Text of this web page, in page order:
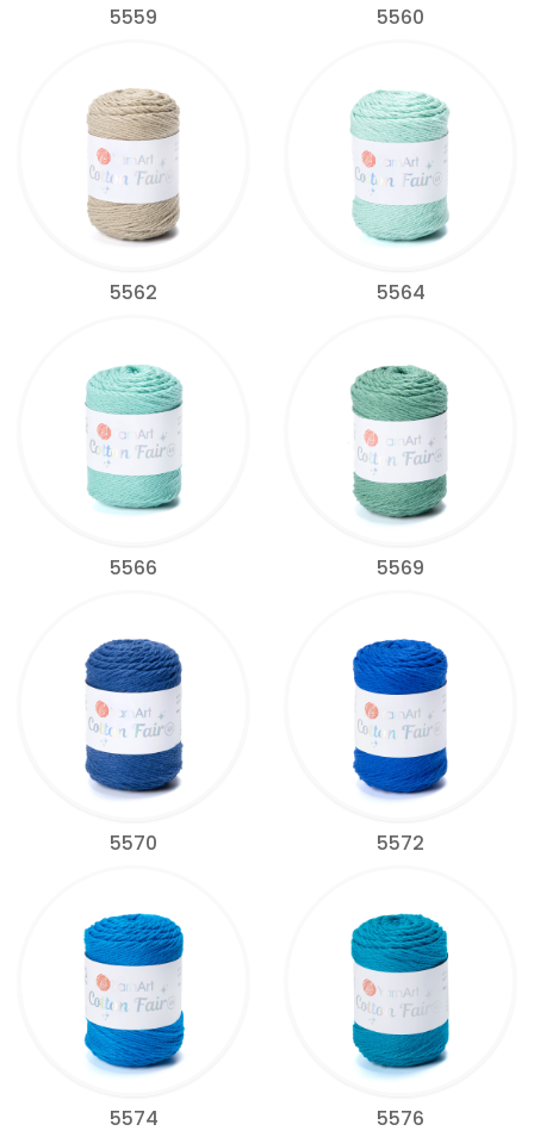
5559 5560
5562 5564
5566 5569
5570 5572
5574 5576